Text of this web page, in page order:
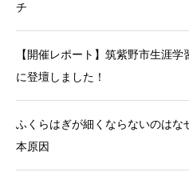
チ
【開催レポート】筑紫野市生涯
に登壇しました！
ふくらはぎが細くならないのはな
本原因